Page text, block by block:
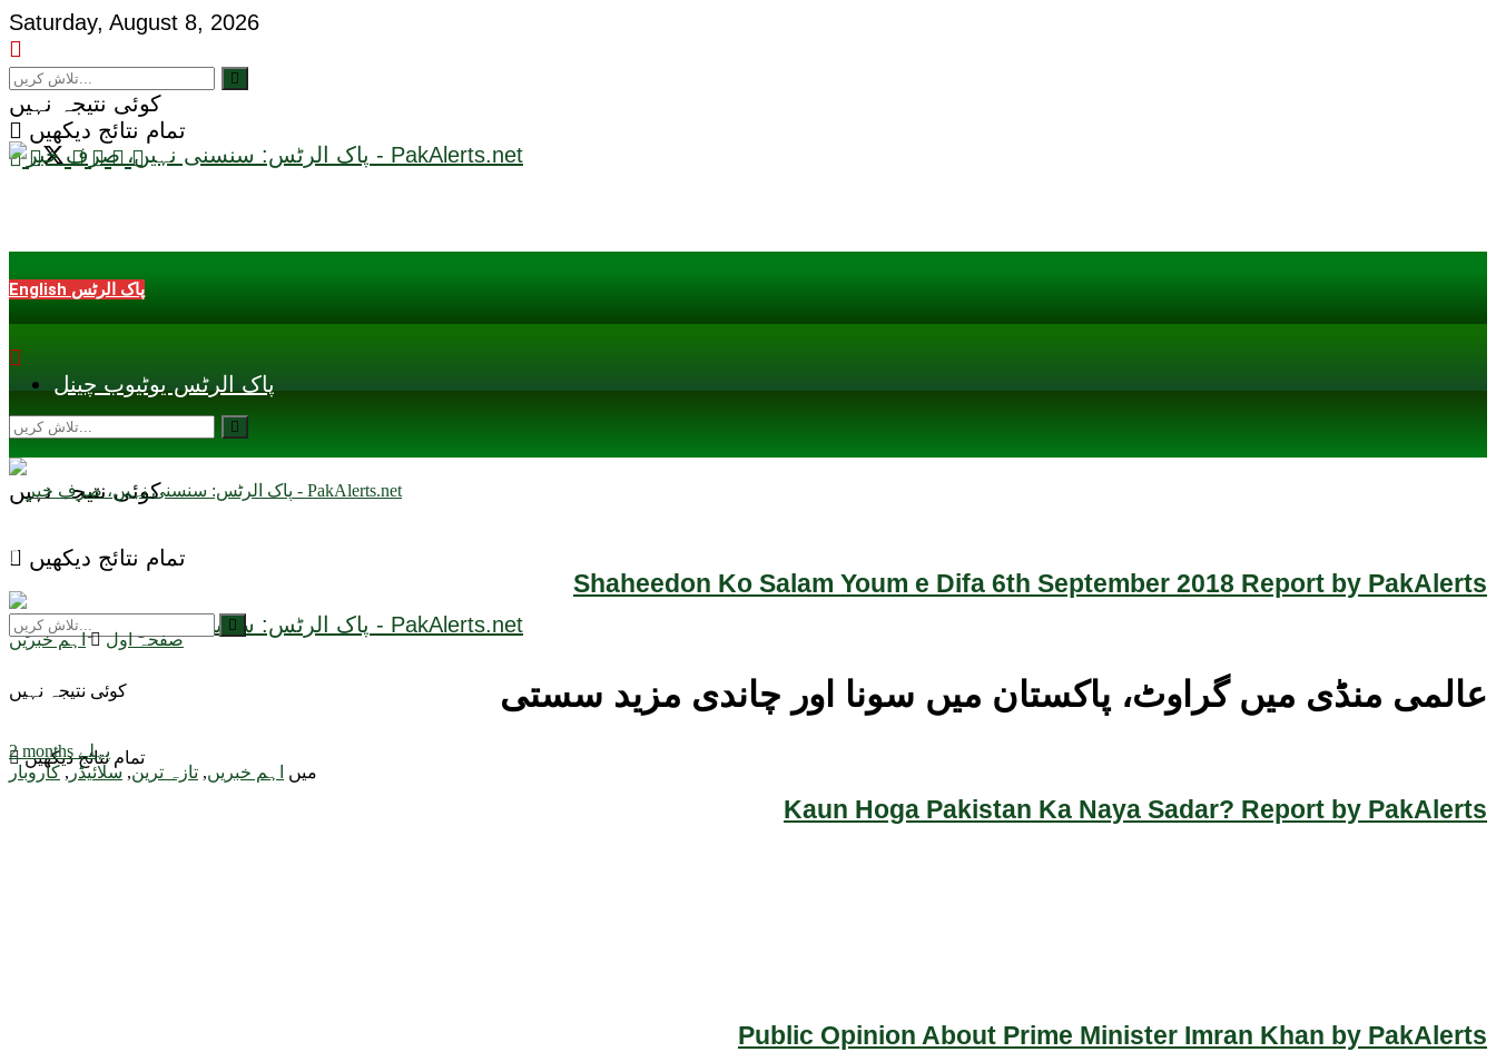
Saturday, August 8, 2026
کوئی نتیجہ نہیں
تمام نتائج دیکھیں
English پاک الرٹس
پاک الرٹس یوٹیوب چینل
Shaheedon Ko Salam Youm e Difa 6th September 2018 Report by PakAlerts
Kaun Hoga Pakistan Ka Naya Sadar? Report by PakAlerts
Public Opinion About Prime Minister Imran Khan by PakAlerts
کوئی نتیجہ نہیں
تمام نتائج دیکھیں
کوئی نتیجہ نہیں
تمام نتائج دیکھیں
صفحہ اول اہم خبریں
عالمی منڈی میں گراوٹ، پاکستان میں سونا اور چاندی مزید سستی
2 months پہلے
میں
اہم خبریں, تازہ ترین, سلائیڈر ,کاروبار